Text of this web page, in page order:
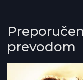
prevodom